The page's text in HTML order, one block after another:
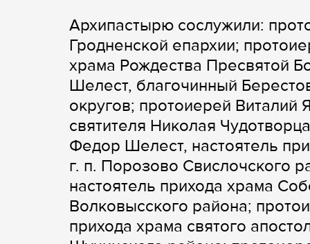
Архипастырю сослужили:
Гродненской епархии;
храма Рождества Пресвятой
Шелест, благочинный
округов; протоиерей Виталий
святителя Николая
Федор Шелест, настоятель
г. п. Порозово Свислочского
настоятель прихода храма
Волковысского района;
прихода храма святого